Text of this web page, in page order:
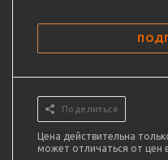
Поделиться
Цена действительна
может отличаться от цен